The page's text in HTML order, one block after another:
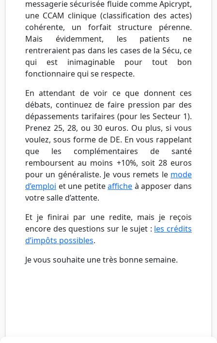
messagerie sécurisée fluide comme Apicrypt,
une CCAM clinique (classification des actes)
cohérente, un forfait structure pérenne.
Mais évidemment, les patients ne
rentreraient pas dans les cases de la Sécu, ce
qui est inimaginable pour tout bon
fonctionnaire qui se respecte.
En attendant de voir ce que donnent ces
débats, continuez de faire pression par des
dépassements tarifaires (pour les Secteur 1).
Prenez 25, 28, ou 30 euros. Ou plus, si vous
voulez, sous forme de DE. En vous rappelant
que les complémentaires de santé
remboursent au moins +10%, soit 28 euros
pour un généraliste. Je vous remets le mode
d’emploi et une petiteaffiche à apposer dans
votre salle d’attente.
Et je finirai par une redite, mais je reçois
encore des questions sur le sujet : les crédits
d’impôts possibles.
Je vous souhaite une très bonne semaine.